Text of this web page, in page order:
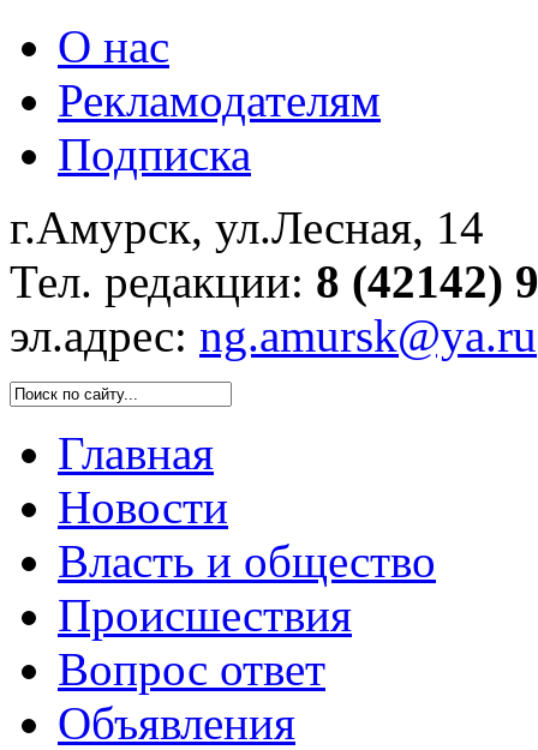
О нас
Рекламодателям
Подписка
г.Амурск, ул.Лесная, 14
Тел. редакции: 8 (42142)
эл.адрес: ng.amursk@ya.ru
Главная
Новости
Власть и общество
Происшествия
Вопрос ответ
Объявления